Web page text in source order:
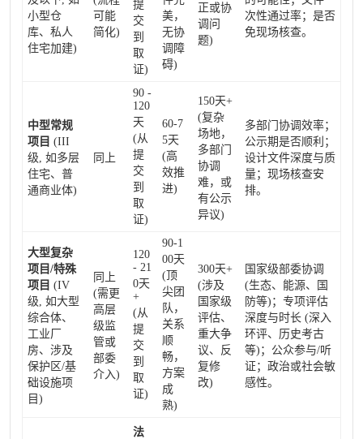
小型仓
库、私人
住宅加建)
可能
简化)
提
交
到
取
证)
美，
无协
调障
碍)
正或协
调问
题)
次性通过率；是否
免现场核查。
中型常规
项目 (III
级, 如多层
住宅、普
通商业体)
同上
90 -
120
天
(从
提
交
到
取
证)
60-7
5天
(高
效推
进)
150天+
(复杂
场地，
多部门
协调
难，或
有公示
异议)
多部门协调效率；
公示期是否顺利；
设计文件深度与质
量；现场核查安
排。
大型复杂
项目/特殊
项目 (IV
级, 如大型
综合体、
工业厂
房、涉及
保护区/基
础设施项
目)
同上
(需更
高层
级监
管或
部委
介入)
120
- 21
0天
+
(从
提
交
到
取
证)
90-1
00天
(顶
尖团
队，
关系
顺
畅，
方案
成
熟)
300天+
(涉及
国家级
评估、
重大争
议、反
复修
改)
国家级部委协调
(生态、能源、国
防等)；专项评估
深度与时长 (深入
环评、历史考古
等)；公众参与/听
证；政治或社会敏
感性。
法